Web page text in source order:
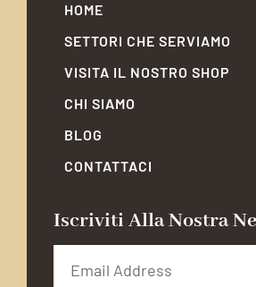
HOME
SETTORI CHE SERVIAMO
VISITA IL NOSTRO SHOP
CHI SIAMO
BLOG
CONTATTACI
Iscriviti Alla Nostra